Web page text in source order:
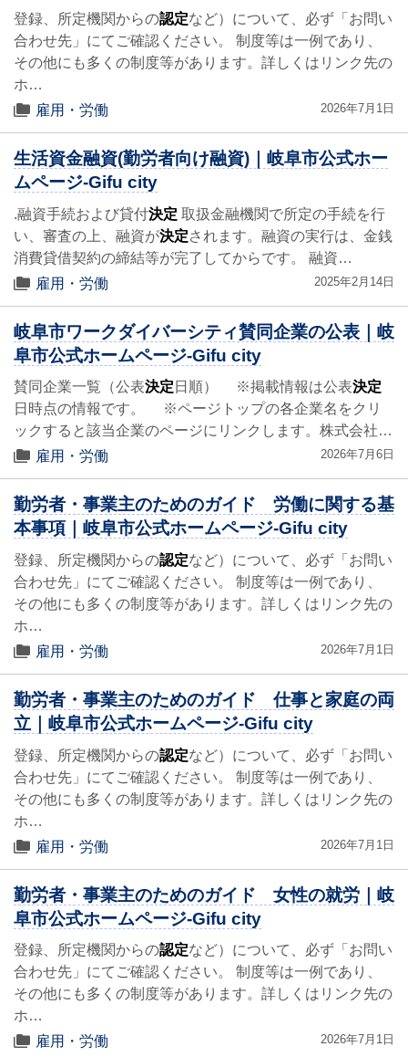
登録、所定機関からの認定など）について、必ず「お問い
合わせ先」にてご確認ください。 制度等は一例であり、
その他にも多くの制度等があります。詳しくはリンク先の
ホ…
雇用・労働
2026年7月1日
生活資金融資(勤労者向け融資)｜岐阜市公式ホー
ムページ-Gifu city
.融資手続および貸付決定 取扱金融機関で所定の手続を行
い、審査の上、融資が決定されます。融資の実行は、金銭
消費貸借契約の締結等が完了してからです。 融資…
雇用・労働
2025年2月14日
岐阜市ワークダイバーシティ賛同企業の公表｜岐
阜市公式ホームページ-Gifu city
賛同企業一覧（公表決定 日順） ※掲載情報は公表決定
日時点の情報です。 ※ページトップの各企業名をクリ
ックすると該当企業のページにリンクします。株式会社…
雇用・労働
2026年7月6日
勤労者・事業主のためのガイド 労働に関する基
本事項｜岐阜市公式ホームページ-Gifu city
登録、所定機関からの認定など）について、必ず「お問い
合わせ先」にてご確認ください。 制度等は一例であり、
その他にも多くの制度等があります。詳しくはリンク先の
ホ…
雇用・労働
2026年7月1日
勤労者・事業主のためのガイド 仕事と家庭の両
立｜岐阜市公式ホームページ-Gifu city
登録、所定機関からの認定など）について、必ず「お問い
合わせ先」にてご確認ください。 制度等は一例であり、
その他にも多くの制度等があります。詳しくはリンク先の
ホ…
雇用・労働
2026年7月1日
勤労者・事業主のためのガイド 女性の就労｜岐
阜市公式ホームページ-Gifu city
登録、所定機関からの認定など）について、必ず「お問い
合わせ先」にてご確認ください。 制度等は一例であり、
その他にも多くの制度等があります。詳しくはリンク先の
ホ…
雇用・労働
2026年7月1日